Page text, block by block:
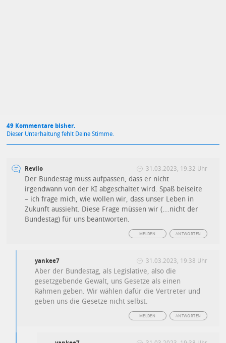
49 Kommentare bisher.
Dieser Unterhaltung fehlt Deine Stimme.
Revilo 31.03.2023, 19:32 Uhr
Der Bundestag muss aufpassen, dass er nicht
irgendwann von der KI abgeschaltet wird. Spaß beiseite
– ich frage mich, wie wollen wir, dass unser Leben in
Zukunft aussieht. Diese Frage müssen wir (…nicht der
Bundestag) für uns beantworten.
ANTWORTEN
MELDEN
yankee7 31.03.2023, 19:38 Uhr
Aber der Bundestag, als Legislative, also die
gesetzgebende Gewalt, uns Gesetze als einen
Rahmen geben. Wir wählen dafür die Vertreter und
geben uns die Gesetze nicht selbst.
ANTWORTEN
MELDEN